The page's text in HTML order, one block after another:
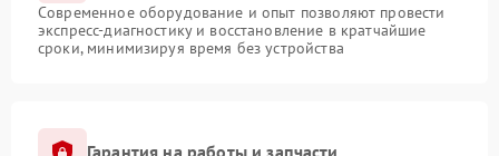
Современное оборудование и опыт позволяют провести
экспресс-диагностику и восстановление в кратчайшие
сроки, минимизируя время без устройства